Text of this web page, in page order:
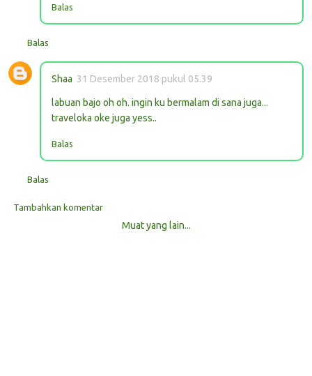
Balas
Balas
Shaa 31 Desember 2018 pukul 05.39
labuan bajo oh oh. ingin ku bermalam di sana juga...
traveloka oke juga yess..
Balas
Balas
Tambahkan komentar
Muat yang lain...